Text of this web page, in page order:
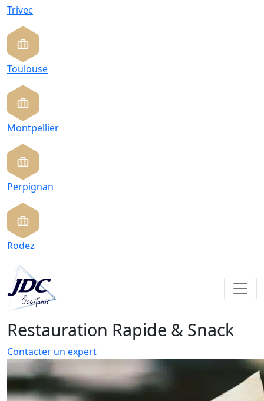
Trivec
Toulouse
Montpellier
Perpignan
Rodez
Restauration Rapide & Snack
Contacter un expert